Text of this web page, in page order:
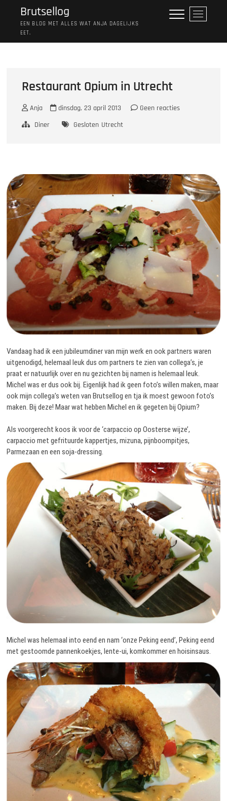
Brutsellog
EEN BLOG MET ALLES WAT ANJA DAGELIJKS
EET.
M
e
Restaurant Opium in Utrecht
Anja dinsdag, 23 april 2013
Geen reacties
Diner
Gesloten Utrecht
Vandaag had ik een jubileumdiner van mijn werk en ook partners waren
uitgenodigd, helemaal leuk dus om partners te zien van collega’s, je
praat er natuurlijk over en nu gezichten bij namen is helemaal leuk.
Michel was er dus ook bij. Eigenlijk had ik geen foto’s willen maken, maar
ook mijn collega’s weten van Brutsellog en tja ik moest gewoon foto’s
maken. Bij deze! Maar wat hebben Michel en ik gegeten bij Opium?
Als voorgerecht koos ik voor de ‘carpaccio op Oosterse wijze’,
carpaccio met gefrituurde kappertjes, mizuna, pijnboompitjes,
Parmezaan en een soja-dressing.
Michel was helemaal into eend en nam ‘onze Peking eend’, Peking eend
met gestoomde pannenkoekjes, lente-ui, komkommer en hoisinsaus.